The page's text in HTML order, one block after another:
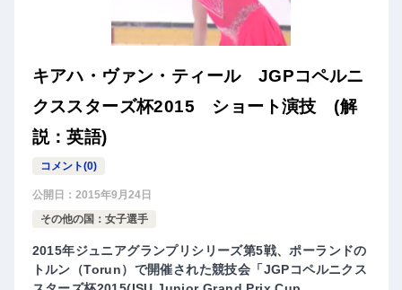
キアハ・ヴァン・ティール JGPコペルニ
クススターズ杯2015 ショート演技 (解
説：英語)
コメント(0)
公開日： 2015年9月24日
その他の国：女子選手
2015年ジュニアグランプリシリーズ第5戦、ポーランドの
トルン（Torun）で開催された競技会「JGPコペルニクス